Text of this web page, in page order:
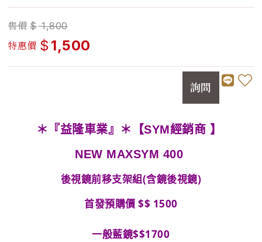
售價 $ 1,800
特惠價 $ 1,500
詢問
＊『益隆車業』＊【SYM經銷商 】
NEW MAXSYM 400
後視鏡前移支架組(含鏡後視鏡)
首發預購價 $$ 1500
一般藍鏡$$1700